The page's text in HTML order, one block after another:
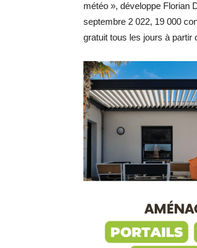
météo », développe Florian
septembre 2 022, 19 000
gratuit tous les jours à partir